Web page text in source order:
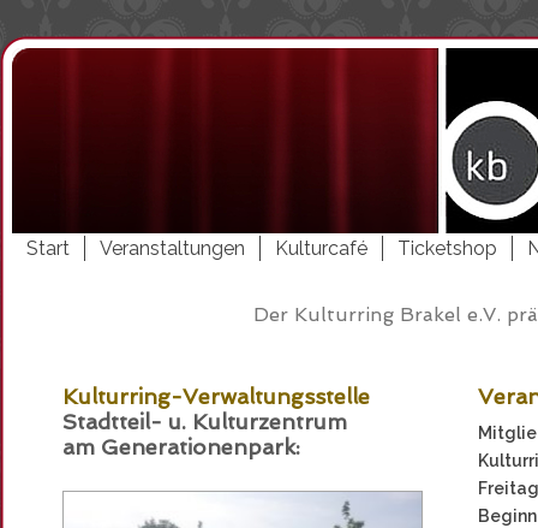
Start Veranstaltungen Kulturcafé Ticketshop
Der Kulturring Brakel e.V.
Kulturring-Verwaltungsstelle
Stadtteil- u. Kulturzentrum
am Generationenpark: